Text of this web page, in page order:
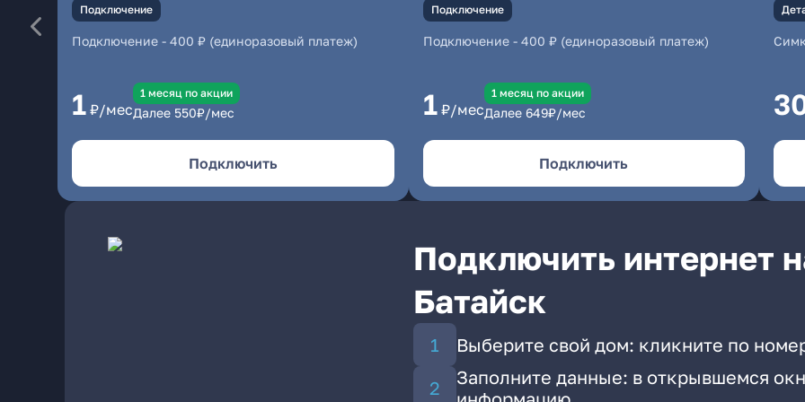
Подключение
Подключение - 400 ₽ (единоразовый платеж)
1 ₽/мес
1 месяц по акции
Далее 550₽/мес
Подключить
Подключение
Подключение- 400 ₽ (единоразовый платеж)
1 ₽/мес
1 месяц по акции
Далее 649₽/мес
Подключить
Подключить интернет
Батайск
Выберите свой дом: кликните по
Заполните данные: в открывшемся